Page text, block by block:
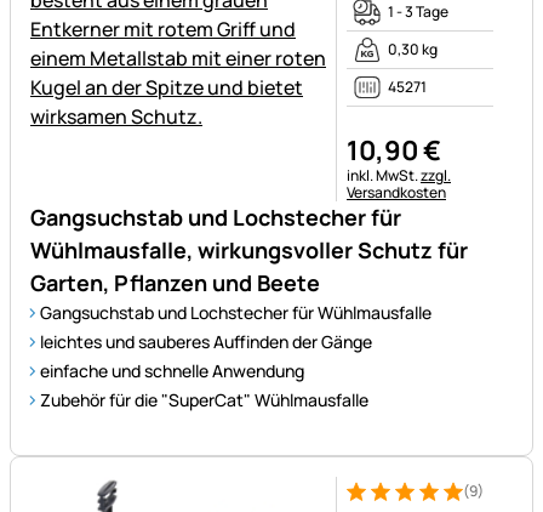
Gangsuchstab und Lochstecher für
Wühlmausfalle, wirkungsvoller Schutz für
Garten, Pflanzen und Beete
Gangsuchstab und Lochstecher für Wühlmausfalle
leichtes und sauberes Auffinden der Gänge
einfache und schnelle Anwendung
Zubehör für die "SuperCat" Wühlmausfalle
1 - 3 Tage
0,30 kg
45271
10,90€
Steuerhinweis:
inkl. MwSt.zzgl.
Versandkosten
Bewertung: 5 von 5 (9
9 Bewertungen
(9)